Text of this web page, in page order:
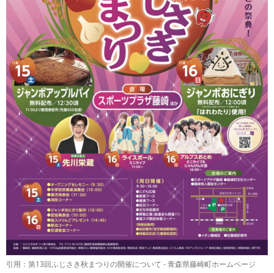
引用：第13回ふじさき秋まつりの開催について - 青森県藤崎町ホームページ